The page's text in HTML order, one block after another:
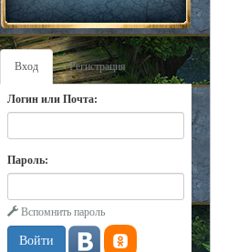
Вход Регистрация
Логин или Почта:
Пароль:
Вспомнить пароль